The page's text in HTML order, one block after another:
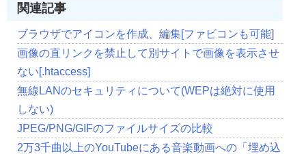
関連記事
ブラウザでアイコンを作成、編集[ファビコンも可能]
画像の直リンクを禁止して別サイトで画像を表示させ
ない[.htaccess]
無線LANのセキュリティについて(WEPは絶対に使用
しない)
JPEG/PNG/GIFのファイルサイズの比較
2万3千曲以上のYouTubeにある音楽動画への「埋め込